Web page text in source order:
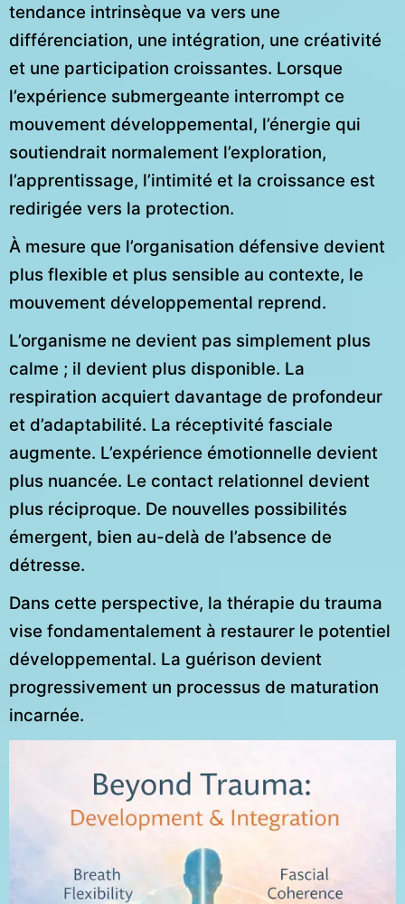
tendance intrinsèque va vers une
différenciation, une intégration, une créativité
et une participation croissantes. Lorsque
l’expérience submergeante interrompt ce
mouvement développemental, l’énergie qui
soutiendrait normalement l’exploration,
l’apprentissage, l’intimité et la croissance est
redirigée vers la protection.
À mesure que l’organisation défensive devient
plus flexible et plus sensible au contexte, le
mouvement développemental reprend.
L’organisme ne devient pas simplement plus
calme ; il devient plus disponible. La
respiration acquiert davantage de profondeur
et d’adaptabilité. La réceptivité fasciale
augmente. L’expérience émotionnelle devient
plus nuancée. Le contact relationnel devient
plus réciproque. De nouvelles possibilités
émergent, bien au-delà de l’absence de
détresse.
Dans cette perspective, la thérapie du trauma
vise fondamentalement à restaurer le potentiel
développemental. La guérison devient
progressivement un processus de maturation
incarnée.